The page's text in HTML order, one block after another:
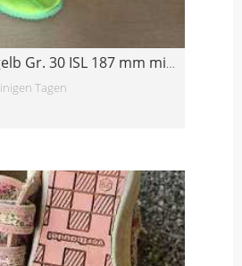
Badeschuhe gelb Gr. 30 ISL 187 mm mit Löchern
Tagen